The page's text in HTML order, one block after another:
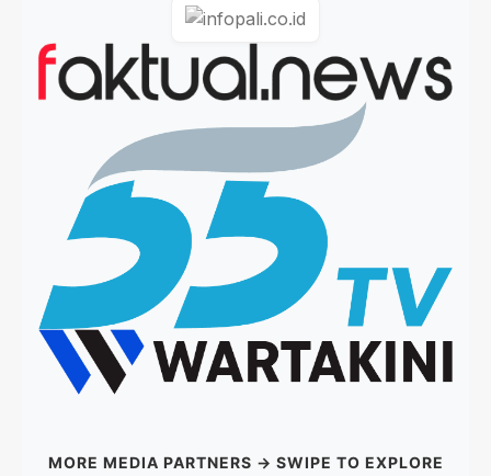
MORE MEDIA PARTNERS → SWIPE TO EXPLORE